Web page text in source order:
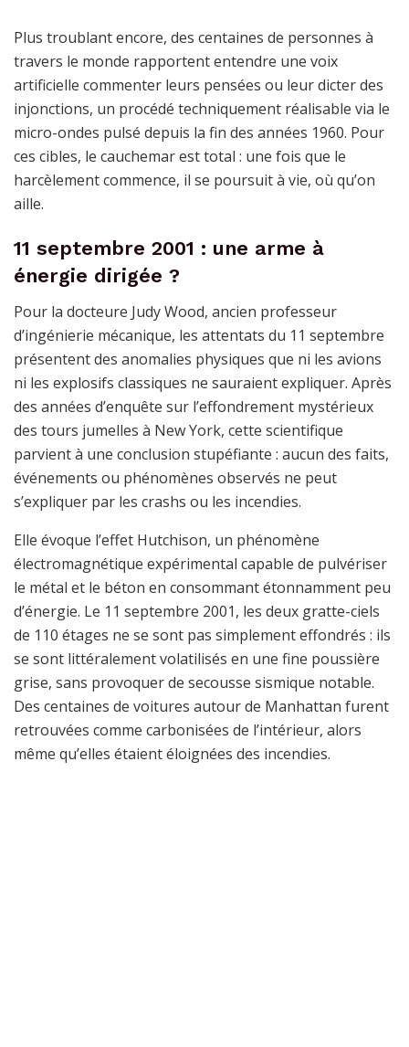
Plus troublant encore, des centaines de personnes à
travers le monde rapportent entendre une voix
artificielle commenter leurs pensées ou leur dicter des
injonctions, un procédé techniquement réalisable via le
micro-ondes pulsé depuis la fin des années 1960. Pour
ces cibles, le cauchemar est total : une fois que le
harcèlement commence, il se poursuit à vie, où qu’on
aille.
11 septembre 2001 : une arme à
énergie dirigée ?
Pour la docteure Judy Wood, ancien professeur
d’ingénierie mécanique, les attentats du 11 septembre
présentent des anomalies physiques que ni les avions
ni les explosifs classiques ne sauraient expliquer. Après
des années d’enquête sur l’effondrement mystérieux
des tours jumelles à New York, cette scientifique
parvient à une conclusion stupéfiante : aucun des faits,
événements ou phénomènes observés ne peut
s’expliquer par les crashs ou les incendies.
Elle évoque l’effet Hutchison, un phénomène
électromagnétique expérimental capable de pulvériser
le métal et le béton en consommant étonnamment peu
d’énergie. Le 11 septembre 2001, les deux gratte-ciels
de 110 étages ne se sont pas simplement effondrés : ils
se sont littéralement volatilisés en une fine poussière
grise, sans provoquer de secousse sismique notable.
Des centaines de voitures autour de Manhattan furent
retrouvées comme carbonisées de l’intérieur, alors
même qu’elles étaient éloignées des incendies.